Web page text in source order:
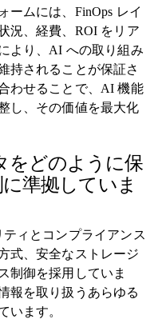
ームには、FinOps レイ
況、経費、ROI をリア
より、AI への取り組み
持されることが保証さ
わせることで、AI 機能
し、その価値を最大化
をどのように保
準拠していま
ティとコンプライアンス
式、安全なストレージ
制御を採用していま
報を取り扱うあらゆる
います。